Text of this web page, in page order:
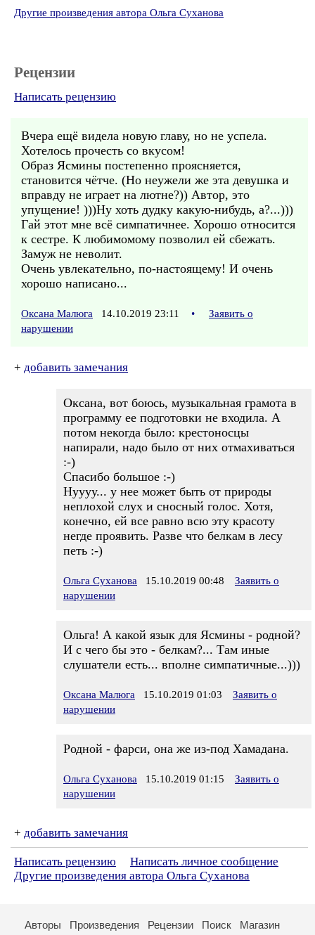
Другие произведения автора Ольга Суханова
Рецензии
Написать рецензию
Вчера ещё видела новую главу, но не успела.
Хотелось прочесть со вкусом!
Образ Ясмины постепенно проясняется,
становится чётче. (Но неужели же эта девушка и
вправду не играет на лютне?)) Автор, это
упущение! )))Ну хоть дудку какую-нибудь, а?...)))
Гай этот мне всё симпатичнее. Хорошо относится
к сестре. К любимомому позволил ей сбежать.
Замуж не неволит.
Очень увлекательно, по-настоящему! И очень
хорошо написано...
Оксана Малюга 14.10.2019 23:11 •
Заявить о
нарушении
+ добавить замечания
Оксана, вот боюсь, музыкальная грамота в
программу ее подготовки не входила. А
потом некогда было: крестоносцы
напирали, надо было от них отмахиваться
:-)
Спасибо большое :-)
Нуууу... у нее может быть от природы
неплохой слух и сносный голос. Хотя,
конечно, ей все равно всю эту красоту
негде проявить. Разве что белкам в лесу
петь :-)
Ольга Суханова 15.10.2019 00:48
Заявить о
нарушении
Ольга! А какой язык для Ясмины - родной?
И с чего бы это - белкам?... Там иные
слушатели есть... вполне симпатичные...)))
Оксана Малюга 15.10.2019 01:03
Заявить о
нарушении
Родной - фарси, она же из-под Хамадана.
Ольга Суханова 15.10.2019 01:15
Заявить о
нарушении
+ добавить замечания
Написать рецензию
Написать личное сообщение
Другие произведения автора Ольга Суханова
Авторы Произведения Рецензии Поиск
Магазин